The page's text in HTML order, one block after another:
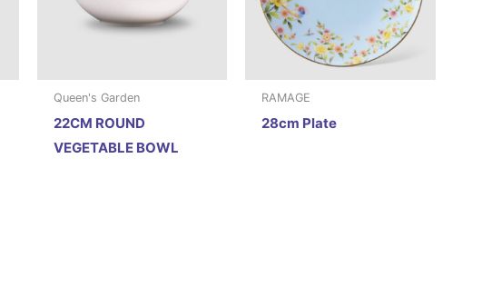
Queen's Garden
22CM ROUND
VEGETABLE BOWL
RAMAGE
28cm Plate